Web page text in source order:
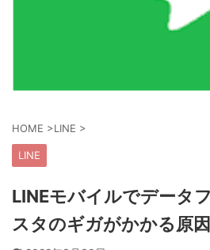
HOME >LINE >
LINE
LINEモバイルでデータ
スタのギガがかかる原